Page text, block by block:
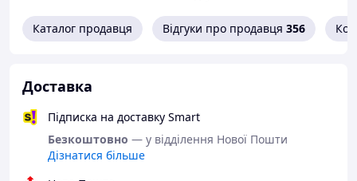
целюліту Cold:
антицелюлітна;
вирівнювальне;
Висока концентрація рослинних компонентів
Каталог продавця Відгуки про продавця 356
Доставка
Підписка на доставку Smart
Безкоштовно — у відділення Нової Пошти
Дізнатися більше